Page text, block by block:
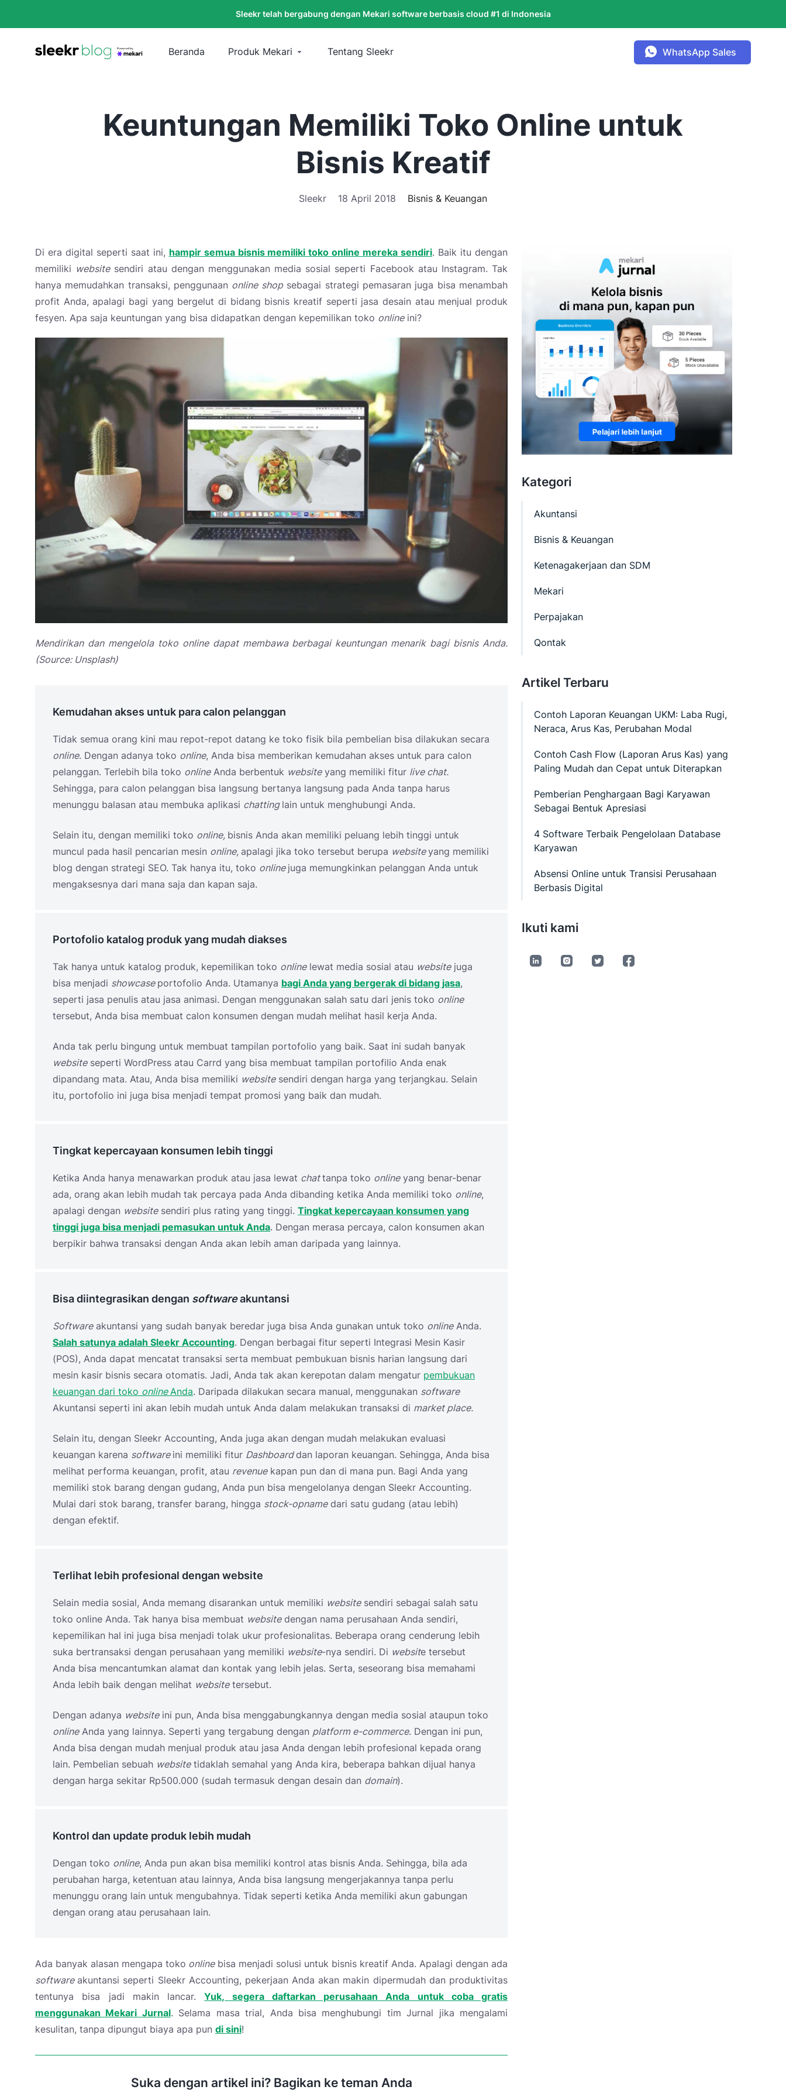
Sleekr telah bergabung dengan Mekari software berbasis cloud #1 di Indonesia
Beranda Produk Mekari Tentang Sleekr WhatsApp Sales
Keuntungan Memiliki Toko Online untuk
Bisnis Kreatif
Sleekr 18 April 2018 Bisnis & Keuangan
Di era digital seperti saat ini, hampir semua bisnis memiliki toko online mereka sendiri. Baik itu dengan
memiliki websitesendiri atau dengan menggunakan media sosial seperti Facebook atau Instagram. Tak
hanya memudahkan transaksi, penggunaan online shopsebagai strategi pemasaran juga bisa menambah
profit Anda, apalagi bagi yang bergelut di bidang bisnis kreatif seperti jasa desain atau menjual produk
fesyen. Apa saja keuntungan yang bisa didapatkan dengan kepemilikan toko onlineini?
Mendirikan dan mengelola toko online dapat membawa berbagai keuntungan menarik bagi bisnis Anda.
(Source: Unsplash)
Kemudahan akses untuk para calon pelanggan
Tidak semua orang kini mau repot-repot datang ke toko fisik bila pembelian bisa dilakukan secara
online. Dengan adanya toko online, Anda bisa memberikan kemudahan akses untuk para calon
pelanggan. Terlebih bila toko onlineAnda berbentuk websiteyang memiliki fitur live chat.
Sehingga, para calon pelanggan bisa langsung bertanya langsung pada Anda tanpa harus
menunggu balasan atau membuka aplikasi chatting lain untuk menghubungi Anda.
Selain itu, dengan memiliki toko online, bisnis Anda akan memiliki peluang lebih tinggi untuk
muncul pada hasil pencarian mesin online, apalagi jika toko tersebut berupa websiteyang memiliki
blog dengan strategi SEO. Tak hanya itu, toko online juga memungkinkan pelanggan Anda untuk
mengaksesnya dari mana saja dan kapan saja.
Portofolio katalog produk yang mudah diakses
Tak hanya untuk katalog produk, kepemilikan toko onlinelewat media sosial atau websitejuga
bisa menjadi showcase portofolio Anda. Utamanya bagi Anda yang bergerak di bidang jasa,
seperti jasa penulis atau jasa animasi. Dengan menggunakan salah satu dari jenis toko online
tersebut, Anda bisa membuat calon konsumen dengan mudah melihat hasil kerja Anda.
Anda tak perlu bingung untuk membuat tampilan portofolio yang baik. Saat ini sudah banyak
websiteseperti WordPress atau Carrd yang bisa membuat tampilan portofilio Anda enak
dipandang mata. Atau, Anda bisa memiliki websitesendiri dengan harga yang terjangkau. Selain
itu, portofolio ini juga bisa menjadi tempat promosi yang baik dan mudah.
Tingkat kepercayaan konsumen lebih tinggi
Ketika Anda hanya menawarkan produk atau jasa lewat chattanpa toko onlineyang benar-benar
ada, orang akan lebih mudah tak percaya pada Anda dibanding ketika Anda memiliki toko online,
apalagi dengan websitesendiri plus rating yang tinggi. Tingkat kepercayaan konsumen yang
tinggi juga bisa menjadi pemasukan untuk Anda. Dengan merasa percaya, calon konsumen akan
berpikir bahwa transaksi dengan Anda akan lebih aman daripada yang lainnya.
Bisa diintegrasikan dengan softwareakuntansi
Softwareakuntansi yang sudah banyak beredar juga bisa Anda gunakan untuk toko onlineAnda.
Salah satunya adalah Sleekr Accounting. Dengan berbagai fitur seperti Integrasi Mesin Kasir
(POS), Anda dapat mencatat transaksi serta membuat pembukuan bisnis harian langsung dari
mesin kasir bisnis secara otomatis. Jadi, Anda tak akan kerepotan dalam mengatur pembukuan
keuangan dari toko online Anda. Daripada dilakukan secara manual, menggunakan software
Akuntansi seperti ini akan lebih mudah untuk Anda dalam melakukan transaksi di market place.
Selain itu, dengan Sleekr Accounting, Anda juga akan dengan mudah melakukan evaluasi
keuangan karena software ini memiliki fitur Dashboarddan laporan keuangan. Sehingga, Anda bisa
melihat performa keuangan, profit, atau revenuekapan pun dan di mana pun. Bagi Anda yang
memiliki stok barang dengan gudang, Anda pun bisa mengelolanya dengan Sleekr Accounting.
Mulai dari stok barang, transfer barang, hingga stock-opnamedari satu gudang (atau lebih)
dengan efektif.
Terlihat lebih profesional dengan website
Selain media sosial, Anda memang disarankan untuk memiliki websitesendiri sebagai salah satu
toko online Anda. Tak hanya bisa membuat websitedengan nama perusahaan Anda sendiri,
kepemilikan hal ini juga bisa menjadi tolak ukur profesionalitas. Beberapa orang cenderung lebih
suka bertransaksi dengan perusahaan yang memiliki website-nya sendiri. Di website tersebut
Anda bisa mencantumkan alamat dan kontak yang lebih jelas. Serta, seseorang bisa memahami
Anda lebih baik dengan melihat websitetersebut.
Dengan adanya websiteini pun, Anda bisa menggabungkannya dengan media sosial ataupun toko
onlineAnda yang lainnya. Seperti yang tergabung dengan platform e-commerce. Dengan ini pun,
Anda bisa dengan mudah menjual produk atau jasa Anda dengan lebih profesional kepada orang
lain. Pembelian sebuah websitetidaklah semahal yang Anda kira, beberapa bahkan dijual hanya
dengan harga sekitar Rp500.000 (sudah termasuk dengan desain dan domain).
Kontrol dan update produk lebih mudah
Dengan toko online, Anda pun akan bisa memiliki kontrol atas bisnis Anda. Sehingga, bila ada
perubahan harga, ketentuan atau lainnya, Anda bisa langsung mengerjakannya tanpa perlu
menunggu orang lain untuk mengubahnya. Tidak seperti ketika Anda memiliki akun gabungan
dengan orang atau perusahaan lain.
Ada banyak alasan mengapa toko onlinebisa menjadi solusi untuk bisnis kreatif Anda. Apalagi dengan ada
softwareakuntansi seperti Sleekr Accounting, pekerjaan Anda akan makin dipermudah dan produktivitas
tentunya bisa jadi makin lancar.Yuk, segera daftarkan perusahaan Anda untuk coba gratis
menggunakan Mekari Jurnal. Selama masa trial, Anda bisa menghubungi tim Jurnal jika mengalami
kesulitan, tanpa dipungut biaya apa pun di sini!
Suka dengan artikel ini? Bagikan ke teman Anda
Kategori
Akuntansi
Bisnis & Keuangan
Ketenagakerjaan dan SDM
Mekari
Perpajakan
Qontak
Artikel Terbaru
Contoh Laporan Keuangan UKM: Laba Rugi,
Neraca, Arus Kas, Perubahan Modal
Contoh Cash Flow (Laporan Arus Kas) yang
Paling Mudah dan Cepat untuk Diterapkan
Pemberian Penghargaan Bagi Karyawan
Sebagai Bentuk Apresiasi
4 Software Terbaik Pengelolaan Database
Karyawan
Absensi Online untuk Transisi Perusahaan
Berbasis Digital
Ikuti kami